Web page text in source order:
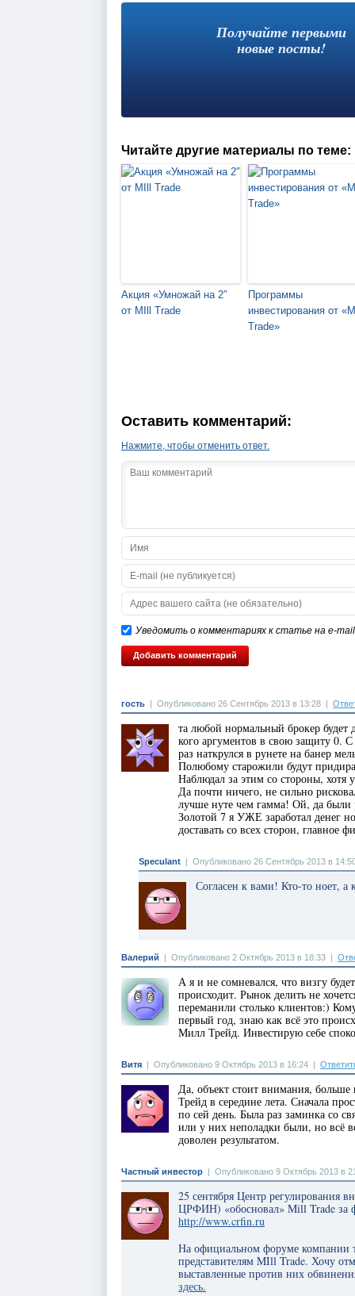
Получайте первыми
новые посты!
Читайте другие материалы по теме:
Акция «Умножай на 2″
от MIll Trade
Программы
инвестирования от
Trade»
Оставить комментарий:
Нажмите, чтобы отменить ответ.
Уведомить о комментариях к статье на e-mail
гость Опубликовано 26 Сентябрь 2013 в 13:28
та любой нормальный брокер будет
кого аргументов в свою защиту 0.
раз наткрулся в рунете на банер
Полюбому старожили будут
Наблюдал за этим со стороны, хотя
Да почти ничего, не сильно
лучше нуте чем гамма! Ой, да были
Золотой 7 я УЖЕ заработал денег
доставать со всех сторон, главное
Speculant Опубликовано 26 Сентябрь 2013 в
Согласен к вами! Кто-то ноет,
Валерий Опубликовано 2 Октябрь 2013 в 18:33
А я и не сомневался, что визгу
происходит. Рынок делить не
переманили столько клиентов:)
первый год, знаю как всё это
Милл Трейд. Инвестирую себе
Витя Опубликовано 9 Октябрь 2013 в 16:24
Да, объект стоит внимания,
Трейд в середине лета. Сначала
по сей день. Была раз заминка со
или у них неполадки были, но всё
доволен результатом.
Частный инвестор Опубликовано 9 Октябрь 2013 в
25 сентября Центр регулирования
ЦРФИН) «обосновал» Mill Trade за
http://www.crfin.ru
На официальном форуме компании
представителям MIll Trade. Хочу
выставленные против них
здесь.